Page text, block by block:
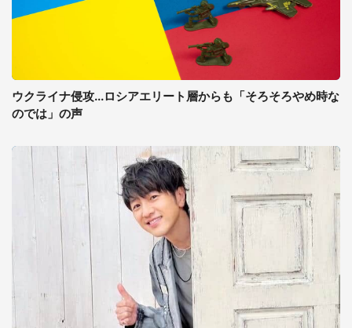
ウクライナ侵攻...ロシアエリート層からも「そろそろやめ時な
のでは」の声